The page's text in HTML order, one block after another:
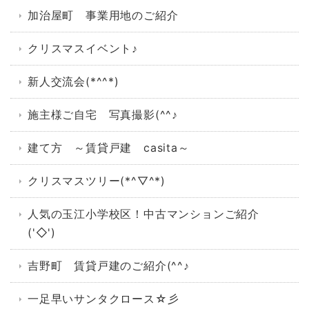
加治屋町 事業用地のご紹介
クリスマスイベント♪
新人交流会(*^^*)
施主様ご自宅 写真撮影(^^♪
建て方 ～賃貸戸建 casita～
クリスマスツリー(*^▽^*)
人気の玉江小学校区！中古マンションご紹介
('◇')ゞ
吉野町 賃貸戸建のご紹介(^^♪
一足早いサンタクロース☆彡